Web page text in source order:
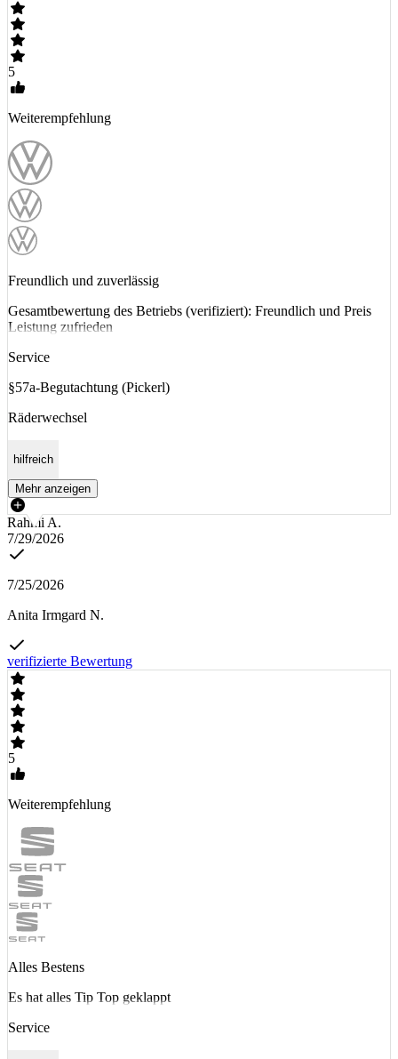
5
Weiterempfehlung
Freundlich und zuverlässig
Gesamtbewertung des Betriebs (verifiziert): Freundlich und Preis
Leistung zufrieden
Service
§57a-Begutachtung (Pickerl)
Räderwechsel
hilfreich
Mehr anzeigen
Rahmi A.
7/29/2026
7/25/2026
Anita Irmgard N.
verifizierte Bewertung
5
Weiterempfehlung
Alles Bestens
Es hat alles Tip Top geklappt
Service